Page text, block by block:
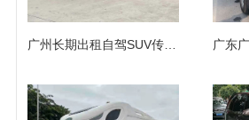
广州长期出租自驾SUV传祺GS8越野车